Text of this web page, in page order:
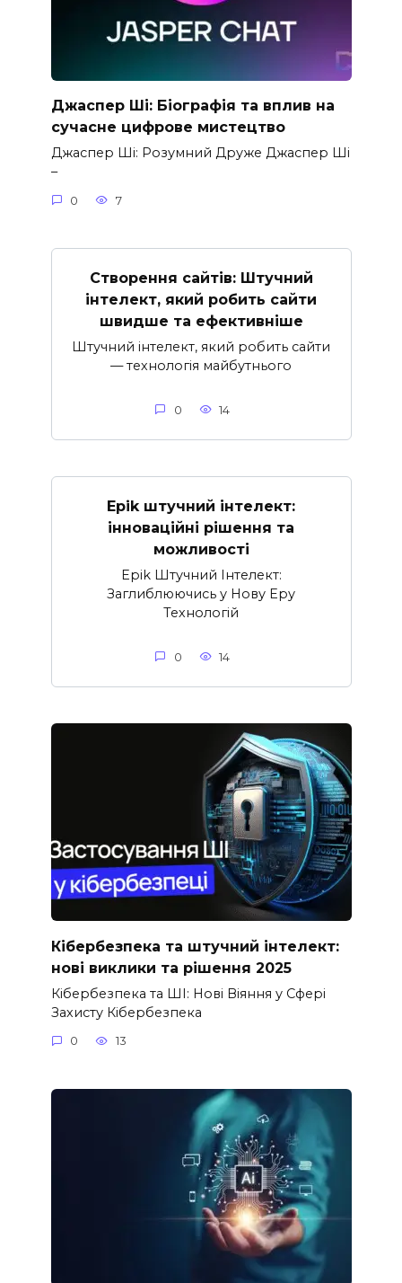
Джаспер Ші: Біографія та вплив на
сучасне цифрове мистецтво
Джаспер Ші: Розумний Друже Джаспер Ші
–
0 7
Створення сайтів: Штучний
інтелект, який робить сайти
швидше та ефективніше
Штучний інтелект, який робить сайти
— технологія майбутнього
0 14
Epik штучний інтелект:
інноваційні рішення та
можливості
Epik Штучний Інтелект:
Заглиблюючись у Нову Еру
Технологій
0 14
Кібербезпека та штучний інтелект:
нові виклики та рішення 2025
Кібербезпека та ШІ: Нові Віяння у Сфері
Захисту Кібербезпека
0 13